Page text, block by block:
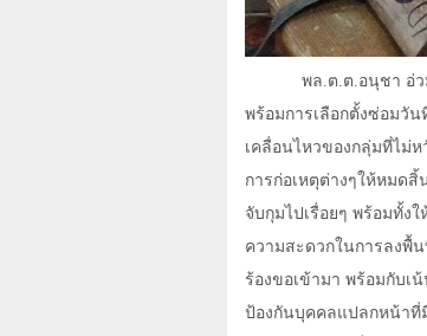
พล.ต.ต.อนุชา อ่ว
พร้อมการเลือกตั้งซ่อมวัน
เคลื่อนไหวของกลุ่มที่ไม่
การก่อเหตุต่างๆให้หมดสิ้
จับกุมไปเรื่อยๆ พร้อมทั้ง
ความสะดวกในการลงพื้น
ร้องขอเข้ามา พร้อมกับเ
ป้องกันบุคคลแปลกหน้าที่